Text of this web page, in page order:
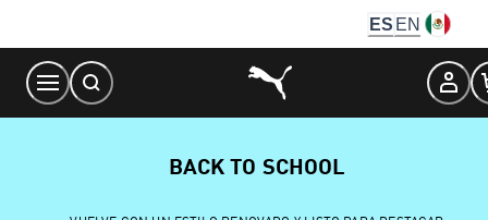
Content
ES EN
BACK TO SCHOOL